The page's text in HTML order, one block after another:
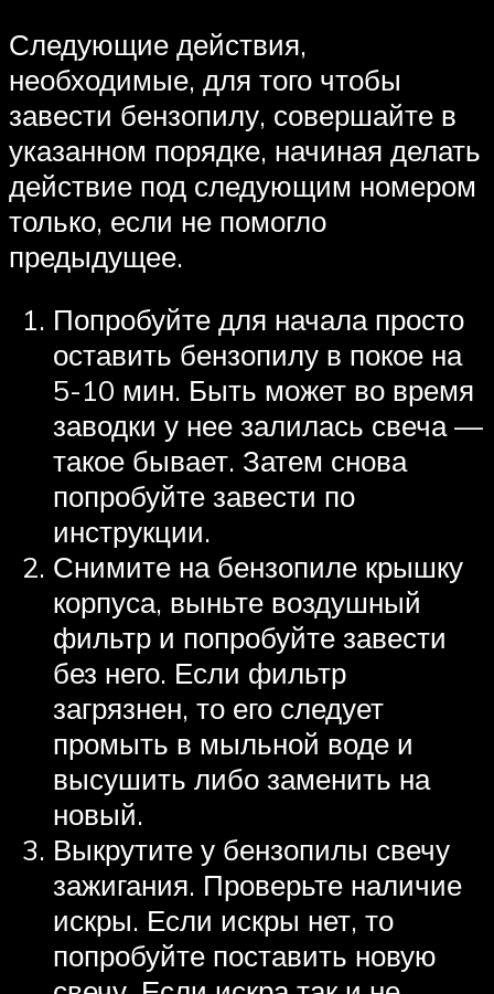
Следующие действия,
необходимые, для того чтобы
завести бензопилу, совершайте в
указанном порядке, начиная делать
действие под следующим номером
только, если не помогло
предыдущее.
Попробуйте для начала просто
оставить бензопилу в покое на
5-10 мин. Быть может во время
заводки у нее залилась свеча —
такое бывает. Затем снова
попробуйте завести по
инструкции.
Снимите на бензопиле крышку
корпуса, выньте воздушный
фильтр и попробуйте завести
без него. Если фильтр
загрязнен, то его следует
промыть в мыльной воде и
высушить либо заменить на
новый.
Выкрутите у бензопилы свечу
зажигания. Проверьте наличие
искры. Если искры нет, то
попробуйте поставить новую